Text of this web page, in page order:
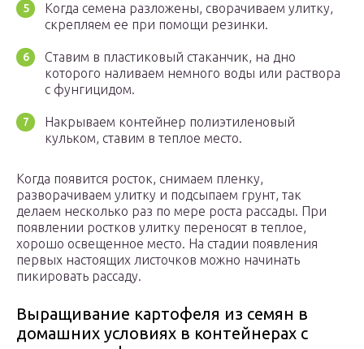
Когда семена разложены, сворачиваем улитку,
скрепляем ее при помощи резинки.
Ставим в пластиковый стаканчик, на дно
которого наливаем немного воды или раствора
с фунгицидом.
Накрываем контейнер полиэтиленовый
кульком, ставим в теплое место.
Когда появится росток, снимаем пленку,
разворачиваем улитку и подсыпаем грунт, так
делаем несколько раз по мере роста рассады. При
появлении ростков улитку переносят в теплое,
хорошо освещенное место. На стадии появления
первых настоящих листочков можно начинать
пикировать рассаду.
Выращивание картофеля из семян в
домашних условиях в контейнерах с